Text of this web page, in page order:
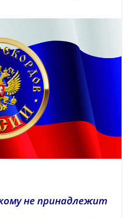
не принадлежит